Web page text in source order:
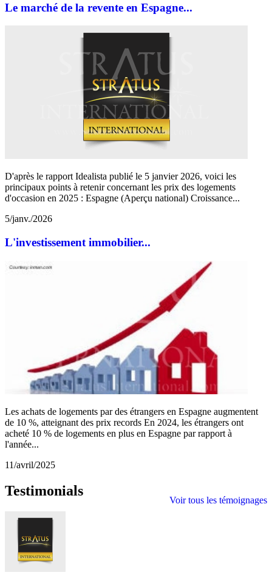
Le marché de la revente en Espagne...
D'après le rapport Idealista publié le 5 janvier 2026, voici les
principaux points à retenir concernant les prix des logements
d'occasion en 2025 : Espagne (Aperçu national) Croissance...
5/janv./2026
L'investissement immobilier...
Les achats de logements par des étrangers en Espagne augmentent
de 10 %, atteignant des prix records En 2024, les étrangers ont
acheté 10 % de logements en plus en Espagne par rapport à
l'année...
11/avril/2025
Voir tous les témoignages
Testimonials